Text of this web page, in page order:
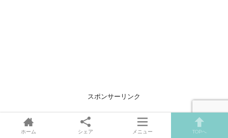
スポンサーリンク
mataiku
ホーム シェア メニュー TOPへ